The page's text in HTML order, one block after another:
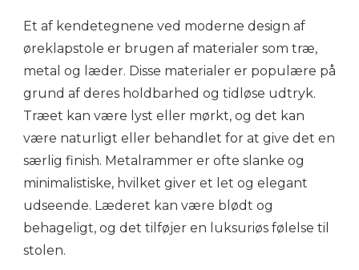
Et af kendetegnene ved moderne design af
øreklapstole er brugen af materialer som træ,
metal og læder. Disse materialer er populære på
grund af deres holdbarhed og tidløse udtryk.
Træet kan være lyst eller mørkt, og det kan
være naturligt eller behandlet for at give det en
særlig finish. Metalrammer er ofte slanke og
minimalistiske, hvilket giver et let og elegant
udseende. Læderet kan være blødt og
behageligt, og det tilføjer en luksuriøs følelse til
stolen.